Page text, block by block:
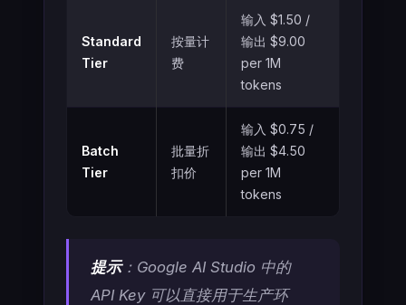
Standard
Tier
按量计
费
输入 $1.50 /
输出 $9.00
per 1M
tokens
Batch
Tier
批量折
扣价
输入 $0.75 /
输出 $4.50
per 1M
tokens
提示：Google AI Studio 中的
API Key 可以直接用于生产环